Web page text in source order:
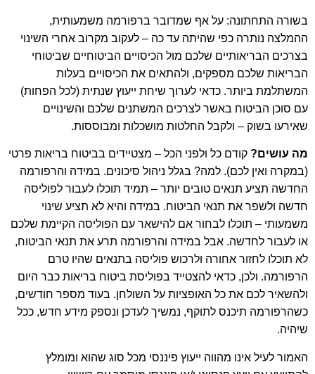
בשורה התחתונה: על אף שמדובר ברפורמה משמעותית,
ההמלצה נותרה כפי שהיתה עד כה – לעקוב מקרוב אחרי השינוי
בצרכים הבריאותיים שלכם מול הכיסויים הביטוחיים שביטוחי
הבריאות שלכם מספקים, ולהתאים את הכיסויים בעלות
המשתלמת ביותר. כדאי לערוך שיחת ייעוץ שנתית (לכל הפחות)
עם סוכן הביטוח באשר לצרכים המשתנים שלכם והשינויים
שאירעו בשוק – ולקבל החלטות מושכלות ומבוססות.
מה עושים? קודם כל ולפני הכל – מצטיידים בביטוח בריאות פרטי
(במקרה ואין לכם). למה? בגלל ניהול סיכונים. במידה והרפורמה
החדשה תציע תנאים טובים יותר – תמיד תוכלו לעבור לפוליסה
חדשה ולשפר את תנאי הביטוח. במידה והיא לא תציע שינוי
משמעותי – תוכלו לבחור אם להישאר עם הפוליסה הקיימת שלכם
או לעבור לחדשה. אבל במידה והרפורמה תרע את תנאי הביטוח,
לא תוכלו לחזור אחורה ולרכוש פוליסה בתנאים שהיו טרם
הרפורמה. ולכן, כדאי להצטייד בפוליסת ביטוח בריאות כבר היום
ולהשאיר לכם את כל האופציות על השולחן. בעוד מספר חודשים,
כשהרפורמה תיכנס לתוקף, נמשיך לעדכן ונספק מידע חדש, ככל
שיהיה.
האמור לעיל אינו מהווה ייעוץ פיננסי מכל סוג שהוא ומומלץ